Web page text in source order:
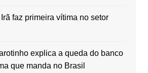
faz primeira vítima no setor
explica a queda do banco
que manda no Brasil